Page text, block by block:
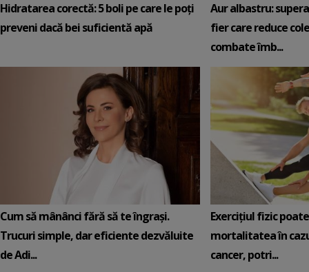
Hidratarea corectă: 5 boli pe care le poți
preveni dacă bei suficientă apă
Aur albastru:
fier care reduce
combate îmb...
Cum să mânânci fără să te îngrași.
Trucuri simple, dar eficiente dezvăluite
de Adi...
Exercițiul fizic
mortalitatea în
cancer, potri...